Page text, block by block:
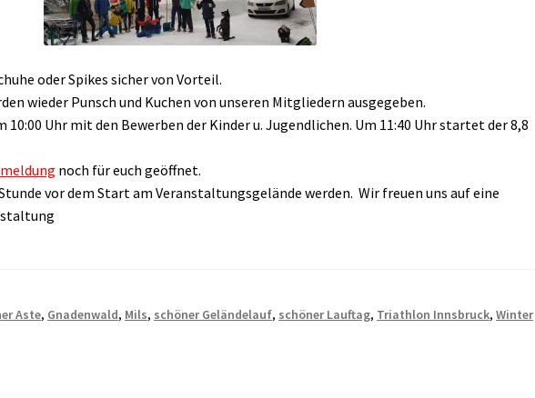
oder Spikes sicher von Vorteil.
wieder Punsch und Kuchen von unseren Mitgliedern ausgegeben.
Uhr mit den Bewerben der Kinder u. Jugendlichen. Um 11:40 Uhr startet der 8,8
noch für euch geöffnet.
vor dem Start am Veranstaltungsgelände werden. Wir freuen uns auf eine
Aste, Gnadenwald, Mils, schöner Geländelauf, schöner Lauftag, Triathlon Innsbruck,Winter